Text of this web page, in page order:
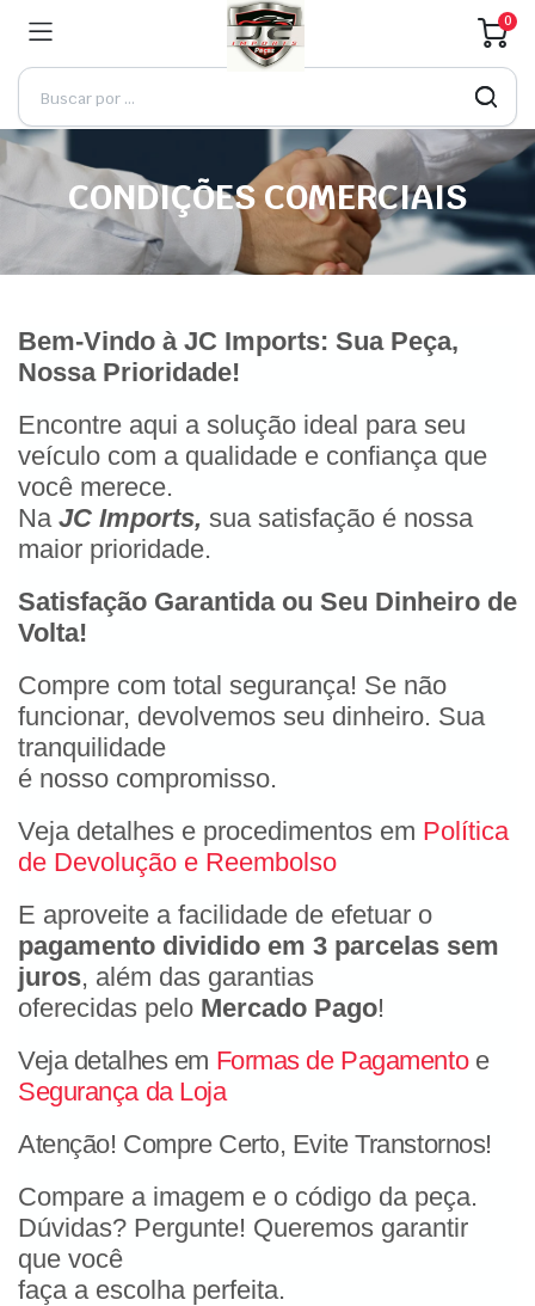
0
CONDIÇÕES COMERCIAIS
Bem-Vindo à JC Imports: Sua Peça,
Nossa Prioridade!
Encontre aqui a solução ideal para seu
veículo com a qualidade e confiança que
você merece.
Na JC Imports, sua satisfação é nossa
maior prioridade.
Satisfação Garantida ou Seu Dinheiro de
Volta!
Compre com total segurança! Se não
funcionar, devolvemos seu dinheiro. Sua
tranquilidade
é nosso compromisso.
Veja detalhes e procedimentos em Política
de Devolução e Reembolso
E aproveite a facilidade de efetuar o
pagamento dividido em 3 parcelas sem
juros, além das garantias
oferecidas pelo Mercado Pago!
Veja detalhes em Formas de Pagamentoe
Segurança da Loja
Atenção! Compre Certo, Evite Transtornos!
Compare a imagem e o código da peça.
Dúvidas? Pergunte! Queremos garantir
que você
faça a escolha perfeita.